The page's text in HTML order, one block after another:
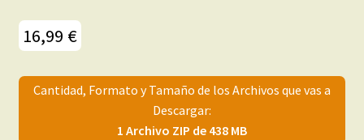
Demos
hijo
Mi cuenta
16,99 €
Cantidad, Formato y Tamaño de los Archivos que vas a
Descargar:
1 Archivo ZIP de 438 MB